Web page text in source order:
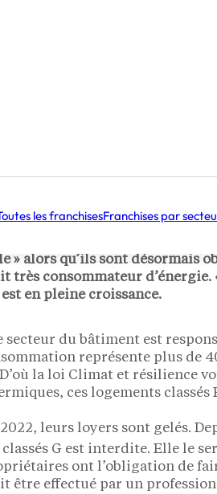
les franchisesFranchises par
» alors qu’ils sont désormais
très consommateur
en pleine croissance.
secteur du bâtiment est
représente plus de
la loi Climat et résilience
ces logements
leurs loyers sont gelés.
G est interdite. Elle le
ont l’obligation de
être effectué par un